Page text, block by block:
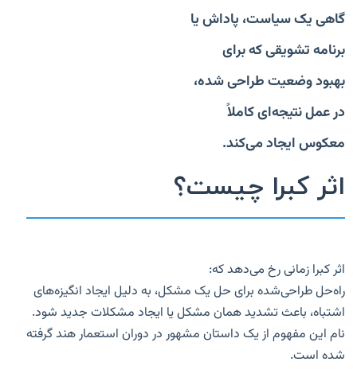
گاهی یک سیاست، پاداش یا
برنامه تشویقی که برای
بهبود وضعیت طراحی شده،
درعمل نتیجه‌ای کاملاََ
معکوس ایجاد می‌کند.
اثر کبرا چیست؟
اثر کبرا زمانی رخ می‌دهد که:
راه‌حل طراحی‌شده برای حل یک مشکل، به دلیل ایجاد انگیزه‌های
اشتباه، باعث تشدیدهمان مشکل یا ایجاد مشکلات جدید شود.
نام این مفهوم از یک داستان مشهور در دوران استعمار هند گرفته
شده است.